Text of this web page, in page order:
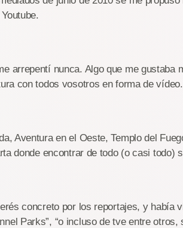
arrepentí nunca. Algo que me gustaba
con todos vosotros en forma de vídeo.
Aventura en el Oeste, Templo del
donde encontrar de todo (o casi todo)
concreto por los reportajes, y había
Parks”, “o incluso de tve entre